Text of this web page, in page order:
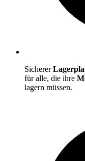
Sicherer
für alle, die ihre
lagern müssen.